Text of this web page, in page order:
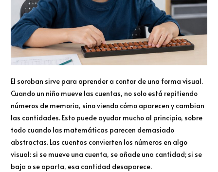
El soroban sirve para aprender a contar de una forma visual.
Cuando un niño mueve las cuentas, no solo está repitiendo
números de memoria, sino viendo cómo aparecen y cambian
las cantidades. Esto puede ayudar mucho al principio, sobre
todo cuando las matemáticas parecen demasiado
abstractas. Las cuentas convierten los números en algo
visual: si se mueve una cuenta, se añade una cantidad; si se
baja o se aparta, esa cantidad desaparece.